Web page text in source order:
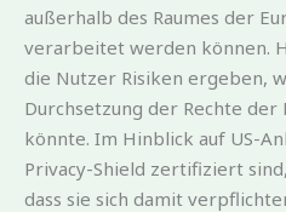
außerhalb des Raumes der
verarbeitet werden können.
die Nutzer Risiken ergeben,
Durchsetzung der Rechte
könnte. Im Hinblick auf US-
Privacy-Shield zertifiziert
dass sie sich damit